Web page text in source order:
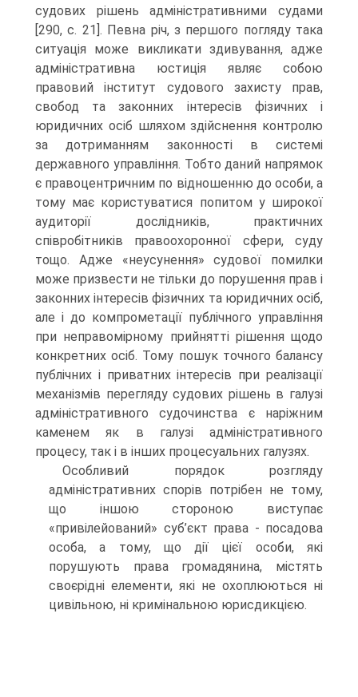
судових рішень адміністративними судами
[290, с. 21]. Певна річ, з першого погляду така
ситуація може викликати здивування, адже
адміністративна юстиція являє собою
правовий інститут судового захисту прав,
свобод та законних інтересів фізичних і
юридичних осіб шляхом здійснення контролю
за дотриманням законності в системі
державного управління. Тобто даний напрямок
є правоцентричним по відношенню до особи, а
тому має користуватися попитом у широкої
аудиторії дослідників, практичних
співробітників правоохоронної сфери, суду
тощо. Адже «неусунення» судової помилки
може призвести не тільки до порушення прав і
законних інтересів фізичних та юридичних осіб,
але і до компрометації публічного управління
при неправомірному прийнятті рішення щодо
конкретних осіб. Тому пошук точного балансу
публічних і приватних інтересів при реалізації
механізмів перегляду судових рішень в галузі
адміністративного судочинства є наріжним
каменем як в галузі адміністративного
процесу, так і в інших процесуальних галузях.
Особливий порядок розгляду
адміністративних спорів потрібен не тому,
що іншою стороною виступає
«привілейований» суб’єкт права - посадова
особа, а тому, що дії цієї особи, які
порушують права громадянина, містять
своєрідні елементи, які не охоплюються ні
цивільною, ні кримінальною юрисдикцією.